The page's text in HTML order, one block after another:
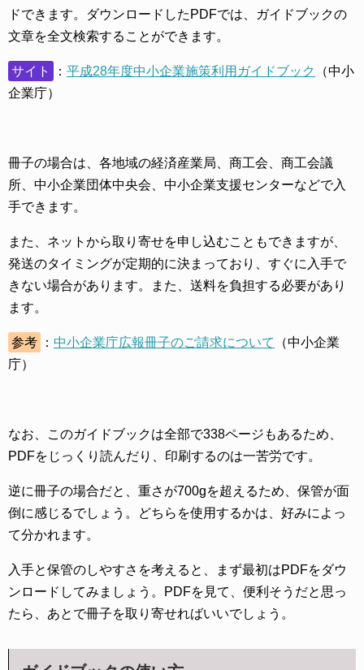
ドできます。ダウンロードしたPDFでは、ガイドブックの
文章を全文検索することができます。
サイト ： 平成28年度中小企業施策利用ガイドブック
（中小
企業庁）
冊子の場合は、各地域の経済産業局、商工会、商工会議
所、中小企業団体中央会、中小企業支援センターなどで入
手できます。
また、ネットから取り寄せを申し込むこともできますが、
発送のタイミングが定期的に決まっており、すぐに入手で
きない場合があります。また、送料を負担する必要があり
ます。
参考 ： 中小企業庁広報冊子のご請求について
（中小企業
庁）
なお、このガイドブックは全部で338ページもあるため、
PDFをじっくり読んだり、印刷するのは一苦労です。
逆に冊子の場合だと、重さが700gを超えるため、保管が面
倒に感じるでしょう。どちらを使用するかは、好みによっ
て分かれます。
入手と保管のしやすさを考えると、まず最初はPDFをダウ
ンロードしてみましょう。PDFを見て、便利そうだと思っ
たら、あとで冊子を取り寄せればいいでしょう。